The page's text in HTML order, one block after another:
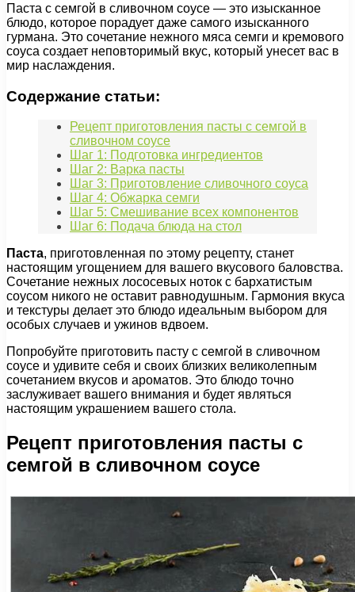
Паста с семгой в сливочном соусе — это изысканное
блюдо, которое порадует даже самого изысканного
гурмана. Это сочетание нежного мяса семги и кремового
соуса создает неповторимый вкус, который унесет вас в
мир наслаждения.
Содержание статьи:
Рецепт приготовления пасты с семгой в
сливочном соусе
Шаг 1: Подготовка ингредиентов
Шаг 2: Варка пасты
Шаг 3: Приготовление сливочного соуса
Шаг 4: Обжарка семги
Шаг 5: Смешивание всех компонентов
Шаг 6: Подача блюда на стол
Паста, приготовленная по этому рецепту, станет
настоящим угощением для вашего вкусового баловства.
Сочетание нежных лососевых ноток с бархатистым
соусом никого не оставит равнодушным. Гармония вкуса
и текстуры делает это блюдо идеальным выбором для
особых случаев и ужинов вдвоем.
Попробуйте приготовить пасту с семгой в сливочном
соусе и удивите себя и своих близких великолепным
сочетанием вкусов и ароматов. Это блюдо точно
заслуживает вашего внимания и будет являться
настоящим украшением вашего стола.
Рецепт приготовления пасты с
семгой в сливочном соусе